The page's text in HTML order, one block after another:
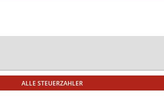
ALLE STEUERZAHLER